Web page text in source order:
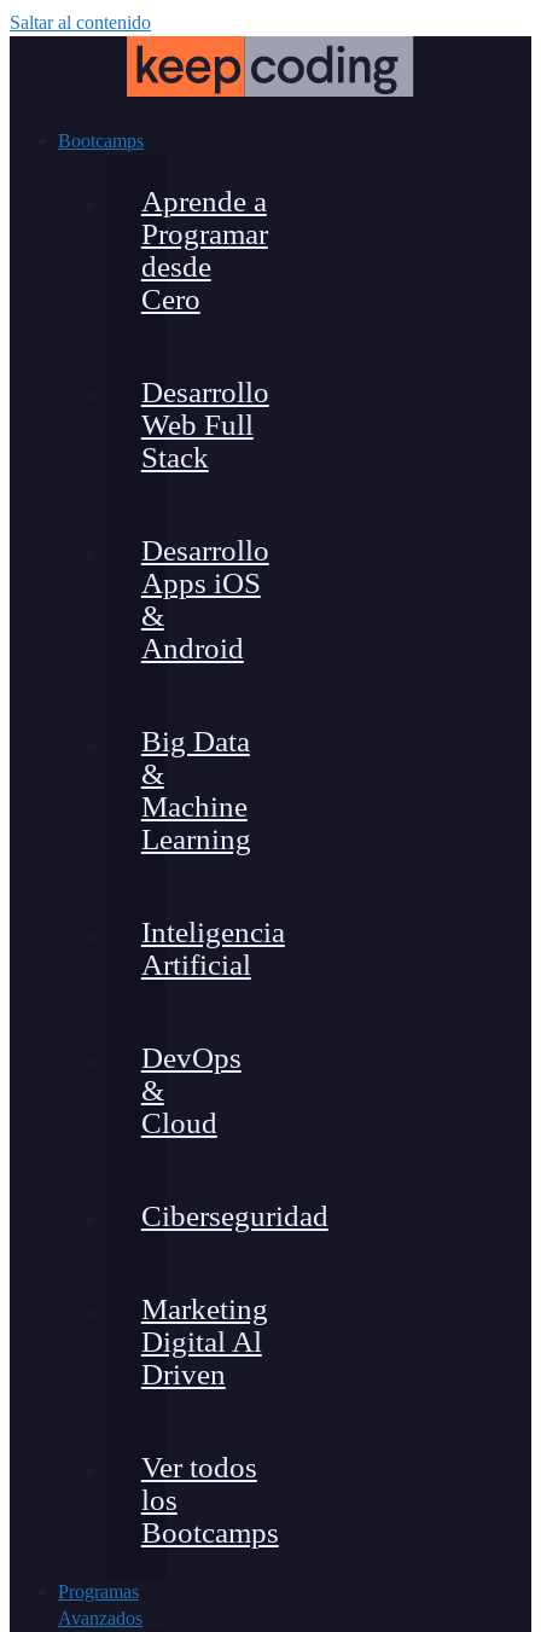
Saltar al contenido
Bootcamps
Aprende a
Programar
desde
Cero
Desarrollo
Web Full
Stack
Desarrollo
Apps iOS
&
Android
Big Data
&
Machine
Learning
Inteligencia
Artificial
DevOps
&
Cloud
Ciberseguridad
Marketing
Digital Al
Driven
Ver todos
los
Bootcamps
Programas
Avanzados